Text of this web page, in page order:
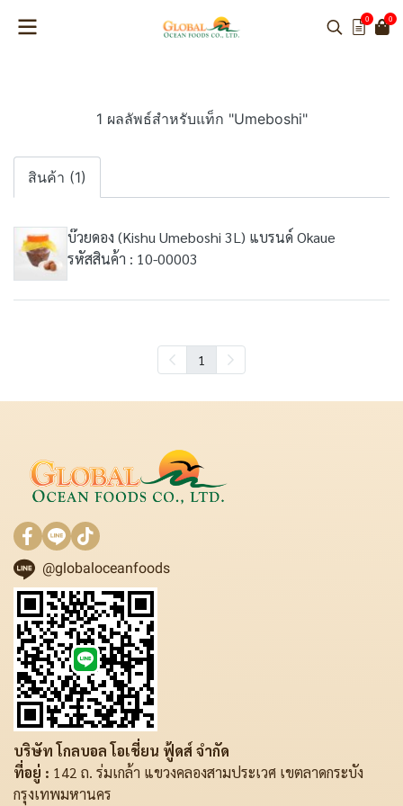
0 0
1 ผลลัพธ์สำหรับแท็ก "Umeboshi"
สินค้า (1)
บ๊วยดอง (Kishu Umeboshi 3L) แบรนด์ Okaue
รหัสสินค้า : 10-00003
1
@globaloceanfoods
บริษัท โกลบอล โอเชี่ยน ฟู้ดส์ จำกัด
ที่อยู่ : 142 ถ. ร่มเกล้า แขวงคลองสามประเวศ เขตลาดกระบัง
กรุงเทพมหานคร